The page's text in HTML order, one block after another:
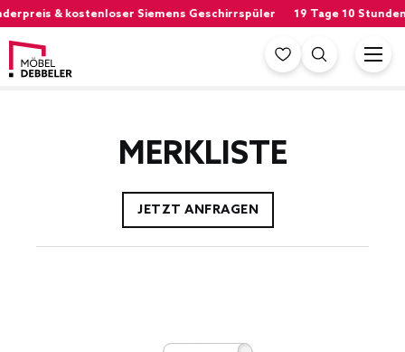
& kostenloser Siemens Geschirrspüler 19 Tage 10
MERKLISTE
JETZT ANFRAGEN